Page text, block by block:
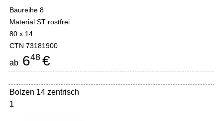
Baureihe 8
Material ST rostfrei
80 x 14
CTN 73181900
ab 648 €
Bolzen 14 zentrisch
1